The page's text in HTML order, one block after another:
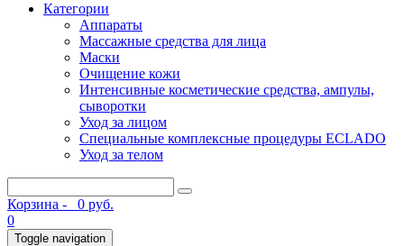
Категории
Аппараты
Массажные средства для лица
Маски
Очищение кожи
Интенсивные косметические средства, ампулы,
сыворотки
Уход за лицом
Специальные комплексные процедуры ECLADO
Уход за телом
Корзина -
0 руб.
0
Toggle navigation